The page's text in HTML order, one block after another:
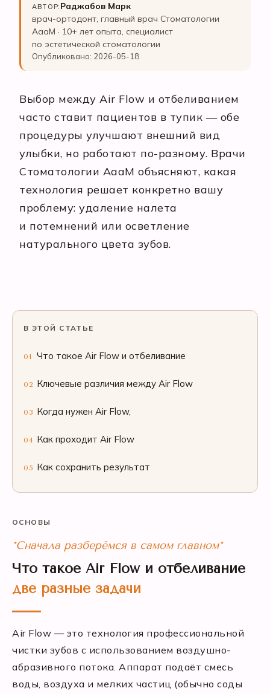
АВТОР: Раджабов Марк
врач-ортодонт, главный врач Стоматологии
АааМ · 10+ лет опыта, специалист
по эстетической стоматологии
Опубликовано: 2026-05-18
Выбор между Air Flow и отбеливанием
часто ставит пациентов в тупик — обе
процедуры улучшают внешний вид
улыбки, но работают по-разному. Врачи
Стоматологии АааМ объясняют, какая
технология решает конкретно вашу
проблему: удаление налета
и потемнений или осветление
натурального цвета зубов.
В ЭТОЙ СТАТЬЕ
01 Что такое Air Flow и отбеливание
02 Ключевые различия между Air Flow
03 Когда нужен Air Flow,
04 Как проходит Air Flow
05 Как сохранить результат
ОСНОВЫ
*Сначала разберёмся в самом главном*
Что такое Air Flow и отбеливание
две разные задачи
Air Flow — это технология профессиональной
чистки зубов с использованием воздушно-
абразивного потока. Аппарат подаёт смесь
воды, воздуха и мелких частиц (обычно соды